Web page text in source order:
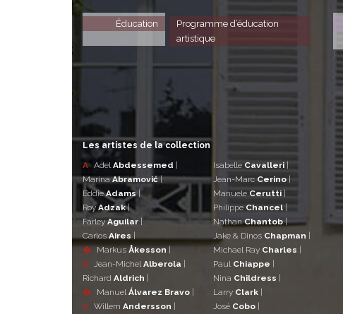
Éducation
Programme d’éducation
artistique
Les artistes de la collection
A Adel Abdessemed |
MarinaAbramović|
EddieAdams |
RoyAdzak|
FarleyAguilar |
Carlos Aires |
�
Markus Åkesson |
A
Jean-Michel Alberola |
Richard Aldrich |
�
Manuel Álvarez Bravo |
A Willem Andersson |
Isabelle Cavalleri |
Jean-Marc Cerino |
Manuele Cerutti |
Philippe Chancel |
NathanChantob|
Jake & Dinos Chapman |
Michael Ray Charles |
Paul Chiappe |
Nina Childress |
Larry Clark |
José Cobo |